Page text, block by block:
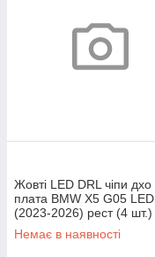
Жовті LED DRL чіпи дхо
плата BMW X5 G05 LED
(2023-2026) рест (4 шт.)
Немає в наявності